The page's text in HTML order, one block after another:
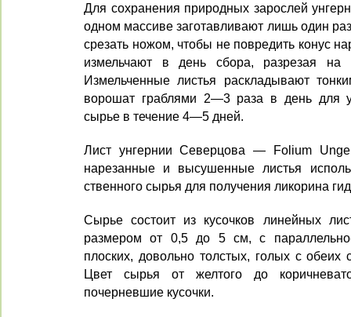
Для сохранения природных зарос­лей
одном массиве заготавливают лишь один
срезать ножом, чтобы не повредить ко­нус
из­мельчают в день сбора, разрезая
Измельченные листья раскладывают
ворошат граблями 2—3 ра­за в день для
сырье в течение 4—5 дней.
Лист унгернии Северцова — Folium
нарезанные и высушенные листья
ственного сырья для получения ликорина
Сырье состоит из кусочков линей­ных
разме­ром от 0,5 до 5 см, с
плоских, до­вольно толстых, голых с обеих
Цвет сырья от жел­того до коричневато-
почерневшие кусочки.